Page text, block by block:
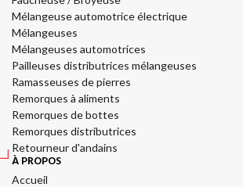
Mélangeuse automotrice électrique
Mélangeuses
Mélangeuses automotrices
Pailleuses distributrices mélangeuses
Ramasseuses de pierres
Remorques à aliments
Remorques de bottes
Remorques distributrices
Retourneur d'andains
À PROPOS
Accueil